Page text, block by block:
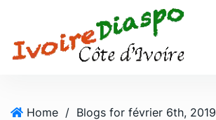
Home / Blogs for février 6th, 2019